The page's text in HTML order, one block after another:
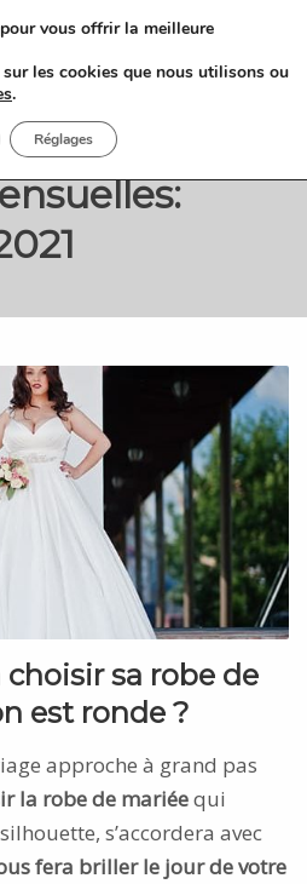
sa robe de
est ronde ?
approche à grand pas
la robe de mariéequi
s’accordera avec
fera briller le jour de votre
vous offrir la meilleure
les cookies que nous utilisons ou
.
Réglages